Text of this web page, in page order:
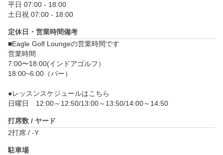
平日 07:00 - 18:00
土日祝 07:00 - 18:00
定休日・営業時間備考
■Eagle Golf Loungeの営業時間です
営業時間
7:00〜18:00(インドアゴルフ）
18:00~6:00（バー）
●レッスンスケジュールはこちら
日曜日　12:00～12:50/13:00～13:50/14:00～14:50
打席数 / ヤード
2打席 / -Y
駐車場